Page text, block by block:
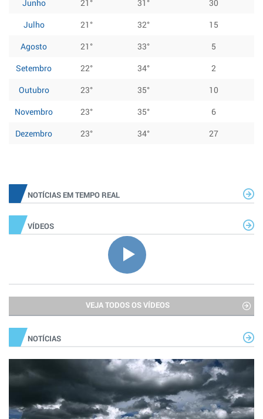
Junho
21° 31°
30
Julho
21° 32°
15
Agosto
21° 33°
5
Setembro
22° 34°
2
Outubro
23° 35°
10
Novembro
23° 35°
6
Dezembro
23° 34° 27
NOTÍCIAS EM TEMPO REAL
VÍDEOS
VEJA TODOS OS VÍDEOS
NOTÍCIAS